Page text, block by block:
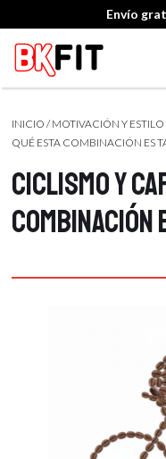
Cambio de talla
INICIO / MOTIVACIÓN Y
QUÉ ESTA COMBINACIÓN ES
Ciclismo y